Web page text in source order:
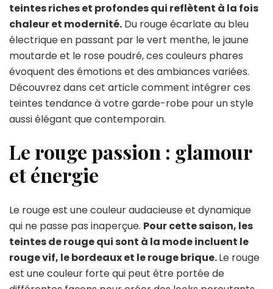
teintes
tendance
et
comment
les
intégrer
à
votre
garde-
teintes riches et profondes qui reflètent à la fois
chaleur et modernité. Du rouge écarlate au bleu
électrique en passant par le vert menthe, le jaune
moutarde et le rose poudré, ces couleurs phares
évoquent des émotions et des ambiances variées.
Découvrez dans cet article comment intégrer ces
teintes tendance à votre garde-robe pour un style
aussi élégant que contemporain.
Le rouge passion : glamour
et énergie
Le rouge est une couleur audacieuse et dynamique
qui ne passe pas inaperçue. Pour cette saison, les
teintes de rouge qui sont à la mode incluent le
rouge vif, le bordeaux et le rouge brique.Le rouge
est une couleur forte qui peut être portée de